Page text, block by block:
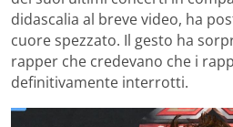
didascalia al breve video, ha
cuore spezzato. Il gesto ha
rapper che credevano che i
definitivamente interrotti.